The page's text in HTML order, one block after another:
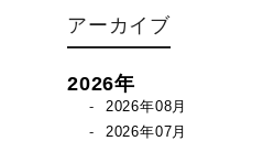
アーカイブ
2026年
2026年08月
2026年07月